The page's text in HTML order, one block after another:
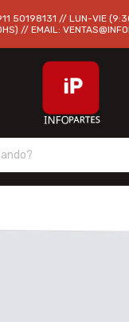
50198131 // LUN-VIE
// EMAIL: